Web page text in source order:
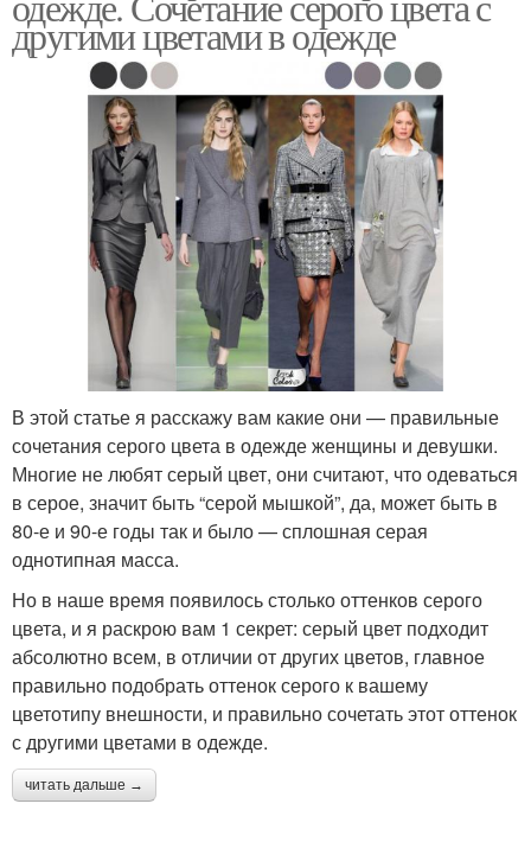
другими цветами в одежде
В этой статье я расскажу вам какие они — правильные
сочетания серого цвета в одежде женщины и девушки.
Многие не любят серый цвет, они считают, что одеваться
в серое, значит быть “серой мышкой”, да, может быть в
80-е и 90-е годы так и было — сплошная серая
однотипная масса.
Но в наше время появилось столько оттенков серого
цвета, и я раскрою вам 1 секрет: серый цвет подходит
абсолютно всем, в отличии от других цветов, главное
правильно подобрать оттенок серого к вашему
цветотипу внешности, и правильно сочетать этот оттенок
с другими цветами в одежде.
читать дальше →